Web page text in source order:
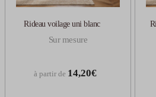
Rideau voilage uni blanc
Sur mesure
à partir de 14,20€